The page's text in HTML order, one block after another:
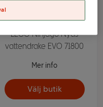
LEGO Ninjago Nyas
vattendrake EVO 71800
Mer info
Välj butik